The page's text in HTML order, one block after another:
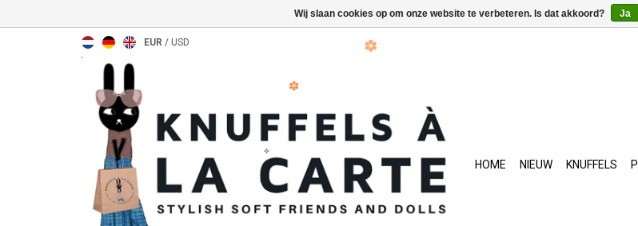
EUR / USD
HOME NIEUW KNUFFELS
Wij slaan cookies op om onze website te verbeteren. Is dat akkoord? Ja